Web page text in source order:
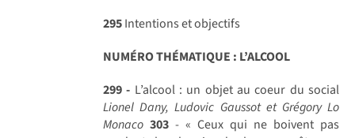
295Intentions et objectifs
NUMÉRO THÉMATIQUE : L’ALCOOL
299 - L’alcool : un objet au coeur du social
Lionel Dany, Ludovic Gaussot et Grégory Lo
Monaco 303 - « Ceux qui ne boivent pas